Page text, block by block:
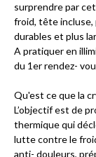
surprendre par
froid, tête incluse,
durables et plus
A pratiquer en
du 1er rendez-
Qu'est ce que la
L’objectif est de
thermique qui
lutte contre le
anti- douleurs,